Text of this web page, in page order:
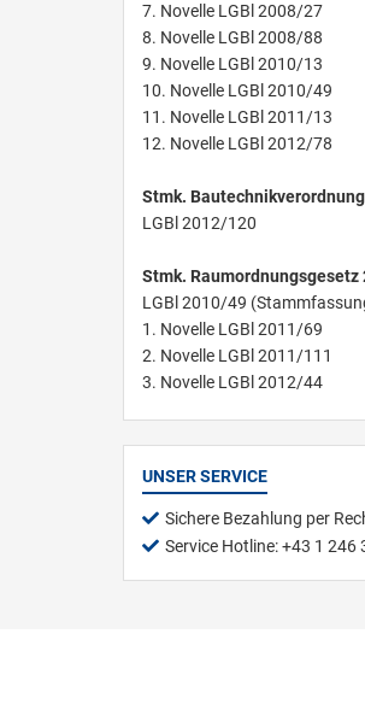
7. Novelle LGBl 2008/27
8. Novelle LGBl 2008/88
9. Novelle LGBl 2010/13
10. Novelle LGBl 2010/49
11. Novelle LGBl 2011/13
12. Novelle LGBl 2012/78
Stmk.
LGBl 2012/120
Stmk. Raumordnungsgesetz
LGBl 2010/49
1. Novelle LGBl 2011/69
2. Novelle LGBl 2011/111
3. Novelle LGBl 2012/44
UNSER SERVICE
Sichere Bezahlung per
Service Hotline: +43 1 246